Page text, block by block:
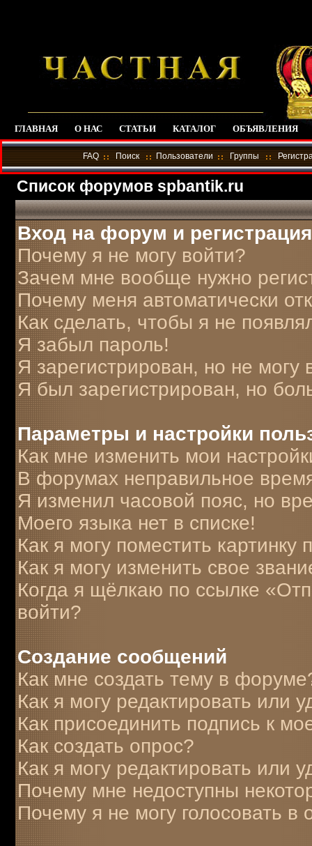
ГЛАВНАЯ О НАС СТАТЬИ КАТАЛОГ ОБЪЯВЛЕНИЯ
FAQ Поиск Пользователи Группы
Список форумов spbantik.ru
Вход на форум и регистрация
Почему я не могу войти?
Зачем мне вообще нужно
Почему меня автоматически
Как сделать, чтобы я не
Я забыл пароль!
Я зарегистрирован, но не могу
Я был зарегистрирован, но
Параметры и настройки
Как мне изменить мои
В форумах неправильное
Я изменил часовой пояс, но
Моего языка нет в списке!
Как я могу поместить
Как я могу изменить свое
Когда я щёлкаю по ссылке
войти?
Создание сообщений
Как мне создать тему в
Как я могу редактировать или
Как присоединить подпись к
Как создать опрос?
Как я могу редактировать или
Почему мне недоступны
Почему я не могу голосовать в